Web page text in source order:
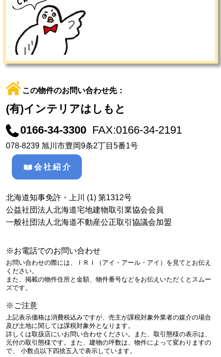
この物件のお問い合わせ先：
(有)インテリアはしもと
0166-34-3300 FAX:0166-34-2191
078-8239 旭川市豊岡9条2丁目5番1号
会社紹介
北海道知事免許・上川 (1) 第1312号
公益社団法人北海道宅地建物取引業協会会員
一般社団法人北海道不動産公正取引協議会加盟
※お電話でのお問い合わせ
お問い合わせの際には、ＩＲＩ（アイ・アール・アイ）を見てとお伝え
ください。
また、掲載の物件住所と金額、物件番号などをお伝えいただくとスムー
ズです。
※ご注意
上記表示価格は消費税込みですが、売主が課税対象外業者の媒介の場合
及び土地に関しては課税対象外となります。
詳しくは取扱店にいお問い合わせください。また、取引態様の表示は、
元付の取引態様です。また、建物の坪数は、物件によって変わりますの
で、 小数点以下四捨五入で表示しています。